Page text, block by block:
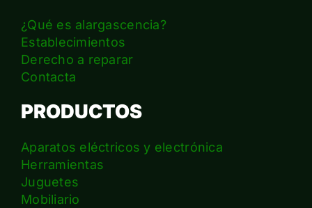
¿Qué es alargascencia?
Establecimientos
Derecho a reparar
Contacta
PRODUCTOS
Aparatos eléctricos y electrónica
Herramientas
Juguetes
Mobiliario